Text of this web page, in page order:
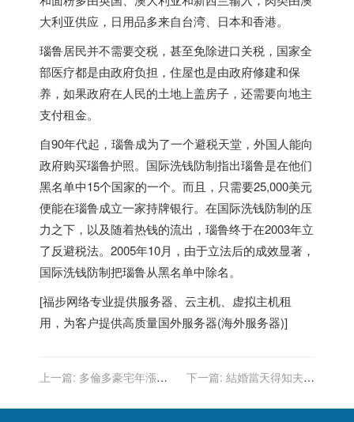
大利亚供应，日用品多来自台湾、日本和香港。
瑙鲁居民并不需要交税，甚至免除进口关税，国家全
部医疗都是由政府负担，住屋也是由政府修建和保
养，如果政府在人民的土地上盖房子，还需要向地主
支付租金。
自90年代起，瑙鲁成为了一个避税天堂，外国人能向
政府购买瑙鲁护照。国际洗钱防制指出瑙鲁是在他们
黑名单中15个国家的一个。而且，只需要25,000美元
便能在瑙鲁成立一家持牌银行。在国际洗钱防制的压
力之下，以及随着热钱的流出，瑙鲁终于在2003年立
了反避税法。2005年10月，由于立法后的成效显著，
国际洗钱防制把瑙鲁从黑名单中除名。
[福步网络专业提供服务器 云主机 虚拟主机租
用，为客户提供高质量国外服务器(海外服务器)]
上一篇: 多倫多豪宅年漲
進前十
下一篇: 結婚當天得知夫劈
都像「他」